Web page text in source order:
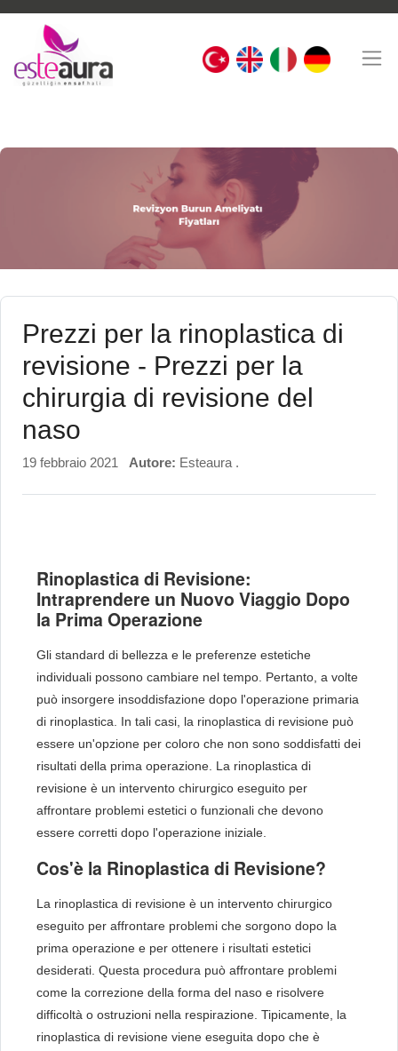
Prezzi per la rinoplastica di
revisione - Prezzi per la
chirurgia di revisione del
naso
19 febbraio 2021 Autore: Esteaura .
Rinoplastica di Revisione:
Intraprendere un Nuovo Viaggio Dopo
la Prima Operazione
Gli standard di bellezza e le preferenze estetiche
individuali possono cambiare nel tempo. Pertanto, a volte
può insorgere insoddisfazione dopo l'operazione primaria
di rinoplastica. In tali casi, la rinoplastica di revisione può
essere un'opzione per coloro che non sono soddisfatti dei
risultati della prima operazione. La rinoplastica di
revisione è un intervento chirurgico eseguito per
affrontare problemi estetici o funzionali che devono
essere corretti dopo l'operazione iniziale.
Cos'è la Rinoplastica di Revisione?
La rinoplastica di revisione è un intervento chirurgico
eseguito per affrontare problemi che sorgono dopo la
prima operazione e per ottenere i risultati estetici
desiderati. Questa procedura può affrontare problemi
come la correzione della forma del naso e risolvere
difficoltà o ostruzioni nella respirazione. Tipicamente, la
rinoplastica di revisione viene eseguita dopo che è